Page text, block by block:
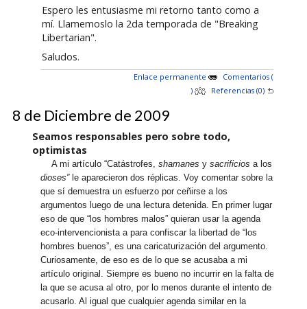
Espero les entusiasme mi retorno tanto como a
mí. Llamemoslo la 2da temporada de "Breaking
Libertarian".
Saludos.
Enlace permanente
Comentarios (
)
Referencias (0)
8 de Diciembre de 2009
Seamos responsables pero sobre todo,
optimistas
A mi artículo “Catástrofes,shamanes ysacrificios a los
dioses” le aparecieron dos réplicas. Voy comentar sobre la
que sí demuestra un esfuerzo por ceñirse a los
argumentos luego de una lectura detenida. En primer lugar
eso de que “los hombres malos” quieran usar la agenda
eco-intervencionista a para confiscar la libertad de “los
hombres buenos”, es una caricaturización del argumento.
Curiosamente, de eso es de lo que se acusaba a mi
artículo original. Siempre es bueno no incurrir en la falta de
la que se acusa al otro, por lo menos durante el intento de
acusarlo. Al igual que cualquier agenda similar en la